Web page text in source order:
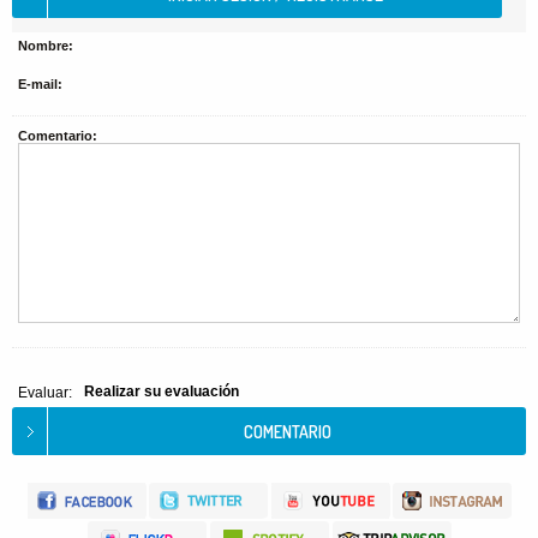
Nombre:
E-mail:
Comentario:
Evaluar: Realizar su evaluación